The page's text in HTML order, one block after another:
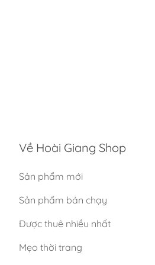
Về Hoài Giang Shop
Sản phẩm mới
Sản phẩm bán chạy
Được thuê nhiều nhất
Mẹo thời trang